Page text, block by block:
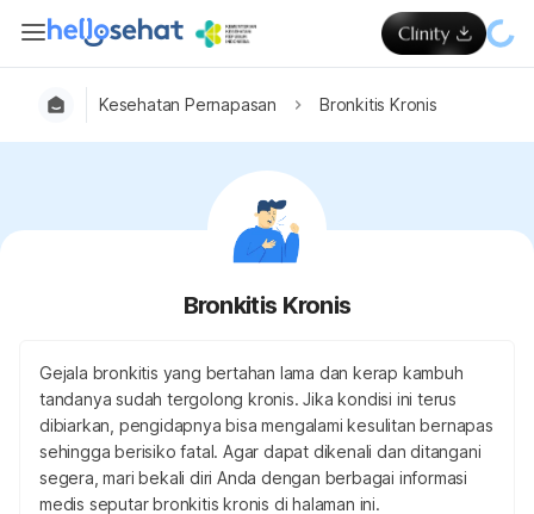
Kesehatan Pernapasan Bronkitis Kronis
Bronkitis Kronis
Gejala bronkitis yang bertahan lama dan kerap kambuh
tandanya sudah tergolong kronis. Jika kondisi ini terus
dibiarkan, pengidapnya bisa mengalami kesulitan bernapas
sehingga berisiko fatal. Agar dapat dikenali dan ditangani
segera, mari bekali diri Anda dengan berbagai informasi
medis seputar bronkitis kronis di halaman ini.